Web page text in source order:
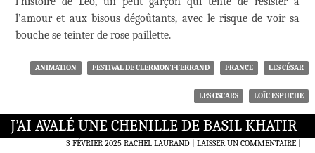
l’amour et aux bisous dégoûtants, avec le risque de voir sa
bouche se teinter de rose paillette.
ANIMATION FESTIVAL DE CLERMONT-FERRAND FRANCE LES CÉSAR
LES OSCARS LOÏC ESPUCHE
J’AI AVALÉ UNE CHENILLE DE BASIL KHATIR
3 FÉVRIER 2025 RACHEL LAURAND LAISSER UN COMMENTAIRE|